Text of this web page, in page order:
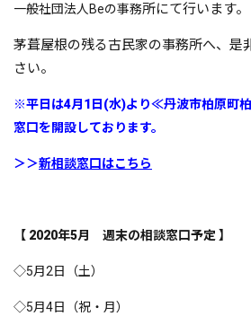
一般社団法人Beの事務所にて行います。
茅葺屋根の残る古民家の事務所へ、是
さ い。
※平日は4月1日(水)より≪丹波市柏原町
窓口を開設しております。
＞＞新相談窓口はこちら
【 2020年5月 週末の相談窓口予定 】
◇5月2日（土）
◇5月4日（祝・月）